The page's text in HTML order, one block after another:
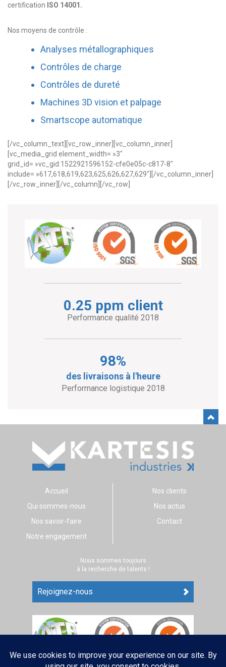
certification ISO 14001.
Nos moyens de contrôle :
Analyses métallographiques
Contrôles de charge
Contrôles de dureté
Machines 3D vision et palpage
Smartscope automatique
[/vc_column_text][vc_row_inner][vc_column_inner]
[vc_media_grid element_width= »3″
grid_id= »vc_gid:1522921596152-cfe0e05c-c817-8″
include= »617,618,619,623,625,626,627,629″][/vc_column_inner]
[/vc_row_inner][/vc_column][/vc_row]
0.25 ppm client
Performance qualité 2018
98%
des livraisons à l'heure
Performance logistique 2018
Accueil
Qui sommes-nous
Nos savoir-faire
Notre engagement
Nos clients
Nos actus
Contact
Nous sommes toujours
à la recherche de talents !
Rejoignez-nous